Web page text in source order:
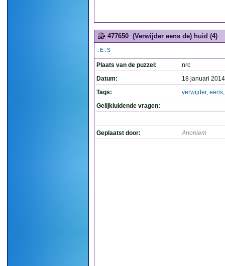
477650 (Verwijder eens de) huid (4)
.E.S
Plaats van de puzzel:
nrc
Datum:
18 januari
Tags:
verwijder, eens
Gelijkluidende vragen:
Geplaatst door: Anoniem